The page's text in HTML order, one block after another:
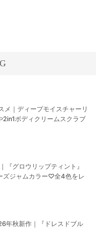
メ｜ディープモイスチャーリ
2in1ボディクリームスクラブ
『グロウリップティント』
ズジャムカラー♡全4色をレ
年秋新作｜『ドレスドブル